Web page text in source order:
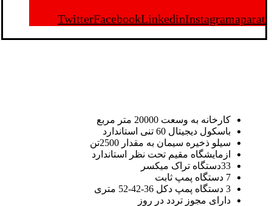
TwitterFacebookLinkedinInstagramaparat
کارخانه به وسعت 20000 متر مربع
باسکول دیجیتال 60 تنی استاندارد
سیلو ذخیره سیمان به مقدار 2500تن
ازمایشگاه مقیم تحت نظر استاندارد
33دستگاه تراک میکسر
7 دستگاه پمپ ثابت
3 دستگاه پمپ دکل 36-42-52 متری
دارای مجوز تردد در روز